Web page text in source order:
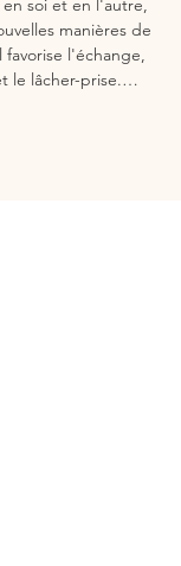
soi et en l'autre,
manières de
l'échange,
le lâcher-prise.…